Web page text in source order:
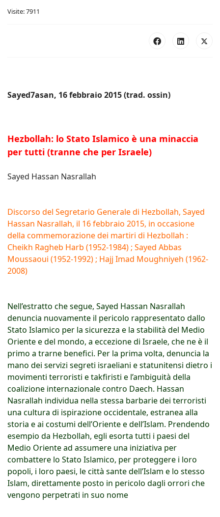
Visite: 7911
Sayed7asan, 16 febbraio 2015 (trad. ossin)
Hezbollah: lo Stato Islamico è una minaccia
per tutti (tranne che per Israele)
Sayed Hassan Nasrallah
Discorso del Segretario Generale di Hezbollah, Sayed
Hassan Nasrallah, il 16 febbraio 2015, in occasione
della commemorazione dei martiri di Hezbollah :
Cheikh Ragheb Harb (1952-1984) ; Sayed Abbas
Moussaoui (1952-1992) ; Hajj Imad Moughniyeh (1962-
2008)
Nell’estratto che segue, Sayed Hassan Nasrallah
denuncia nuovamente il pericolo rappresentato dallo
Stato Islamico per la sicurezza e la stabilità del Medio
Oriente e del mondo, a eccezione di Israele, che ne è il
primo a trarne benefici. Per la prima volta, denuncia la
mano dei servizi segreti israeliani e statunitensi dietro i
movimenti terroristi e takfiristi e l’ambiguità della
coalizione internazionale contro Daech. Hassan
Nasrallah individua nella stessa barbarie dei terroristi
una cultura di ispirazione occidentale, estranea alla
storia e ai costumi dell’Oriente e dell’Islam. Prendendo
esempio da Hezbollah, egli esorta tutti i paesi del
Medio Oriente ad assumere una iniziativa per
combattere lo Stato Islamico, per proteggere i loro
popoli, i loro paesi, le città sante dell’Islam e lo stesso
Islam, direttamente posto in pericolo dagli orrori che
vengono perpetrati in suo nome